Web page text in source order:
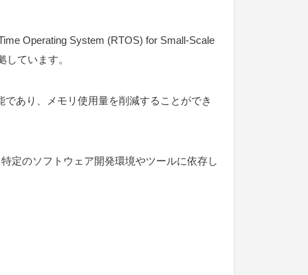
Operating System (RTOS) for Small-Scale
ています。
あり、メモリ使用量を削減することができ
定のソフトウェア開発環境やツールに依存し